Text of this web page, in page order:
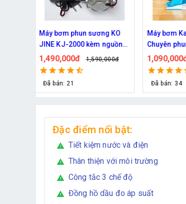
Máy bơm phun sương Hàn
Quốc Daehan DH 50 - Hỗ trợ
từ 30 đến 50 béc phun
1,800,000đ 2,129,000đ
Đã bán: 21
Máy bơm
mát công
FOG-
phun
Đã bán:
Đặc điểm nổi bật:
warning Tiết kiệm nước và điện
warning Thân thiện với môi trường
warning Công tắc 3 chế độ
warning Đồng hồ dầu đo áp suất